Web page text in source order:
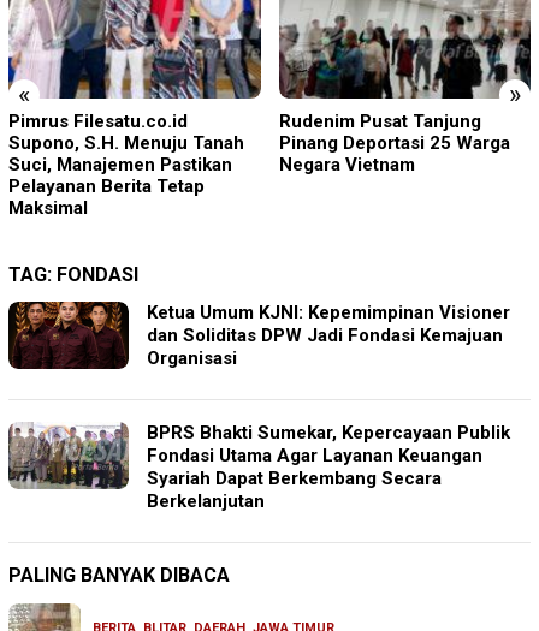
« »
Rudenim Pusat Tanjung
Pinang Deportasi 25 Warga
Negara Vietnam
Empat Proyek Desa Rea
Diduga Belum Terealisasi
TAG: FONDASI
Ketua Umum KJNI: Kepemimpinan Visioner
dan Soliditas DPW Jadi Fondasi Kemajuan
Organisasi
BPRS Bhakti Sumekar, Kepercayaan Publik
Fondasi Utama Agar Layanan Keuangan
Syariah Dapat Berkembang Secara
Berkelanjutan
PALING BANYAK DIBACA
BERITA, BLITAR, DAERAH, JAWA TIMUR